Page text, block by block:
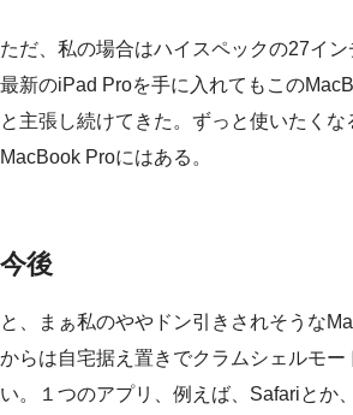
ただ、私の場合はハイスペックの27イン
最新のiPad Proを手に入れてもこの
と主張し続けてきた。ずっと使いたくな
MacBook Proにはある。
今後
と、まぁ私のややドン引きされそうな
からは自宅据え置きでクラムシェルモー
い。１つのアプリ、例えば、Safariとか